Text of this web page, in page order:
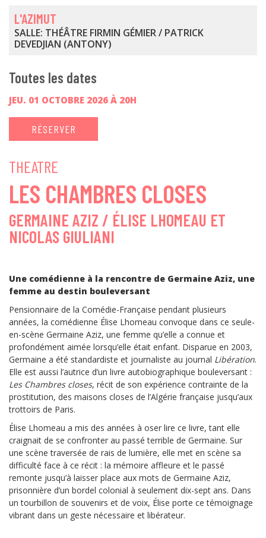
L'AZIMUT
SALLE: THÉÂTRE FIRMIN GÉMIER / PATRICK
DEVEDJIAN (ANTONY)
Toutes les dates
JEU. 01 OCTOBRE 2026 À 20H
RÉSERVER
THEATRE
LES CHAMBRES CLOSES
GERMAINE AZIZ / ÉLISE LHOMEAU ET
NICOLAS GIULIANI
Une comédienne à la rencontre de Germaine Aziz, une
femme au destin bouleversant
Pensionnaire de la Comédie-Française pendant plusieurs
années, la comédienne Élise Lhomeau convoque dans ce seule-
en-scène Germaine Aziz, une femme qu’elle a connue et
profondément aimée lorsqu’elle était enfant. Disparue en 2003,
Germaine a été standardiste et journaliste au journal Libération.
Elle est aussi l’autrice d’un livre autobiographique bouleversant :
Les Chambres closes, récit de son expérience contrainte de la
prostitution, des maisons closes de l’Algérie française jusqu’aux
trottoirs de Paris.
Élise Lhomeau a mis des années à oser lire ce livre, tant elle
craignait de se confronter au passé terrible de Germaine. Sur
une scène traversée de rais de lumière, elle met en scène sa
difficulté face à ce récit : la mémoire affleure et le passé
remonte jusqu’à laisser place aux mots de Germaine Aziz,
prisonnière d’un bordel colonial à seulement dix-sept ans. Dans
un tourbillon de souvenirs et de voix, Élise porte ce témoignage
vibrant dans un geste nécessaire et libérateur.